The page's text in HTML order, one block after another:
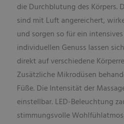
die Durchblutung des Körpers.
sind mit Luft angereichert,
und sorgen so für ein
individuellen Genuss lassen
direkt auf verschiedene
Zusätzliche Mikrodüsen
Füße. Die Intensität der
einstellbar. LED-Beleuchtung
stimmungsvolle